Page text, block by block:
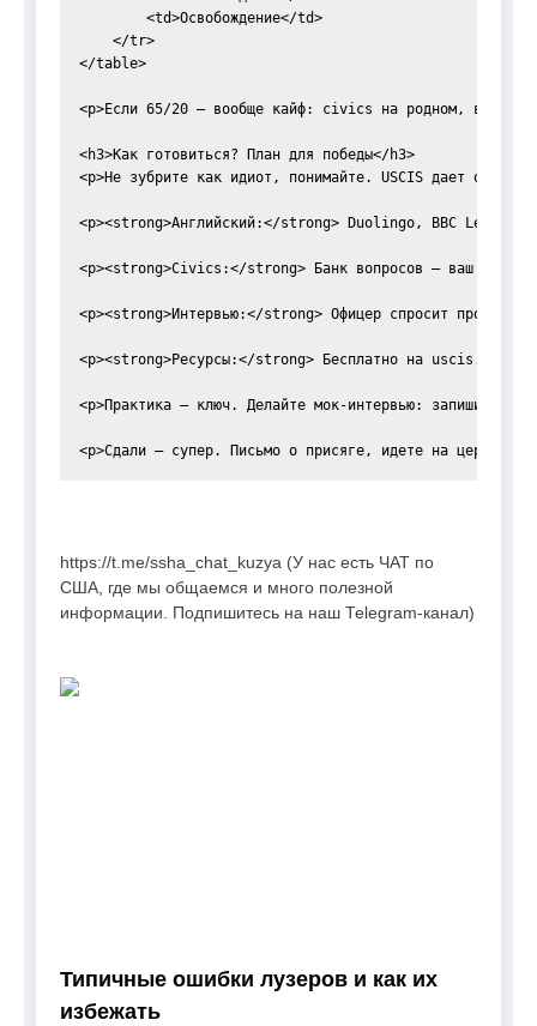
        <td>Освобождение</td>
    </tr>
</table>
<p>Если 65/20 — вообще кайф: civics на родном, вопросы
<h3>Как готовиться? План для победы</h3>
<p>Не зубрите как идиот, понимайте. USCIS дает
<p><strong>Английский:</strong> Duolingo, BBC
<p><strong>Civics:</strong> Банк вопросов — ваш бог.
<p><strong>Интервью:</strong> Офицер спросит про
<p><strong>Ресурсы:</strong> Бесплатно на
<p>Практика — ключ. Делайте мок-интервью: запишите
https://t.me/ssha_chat_kuzya (У нас есть ЧАТ по
США, где мы общаемся и много полезной
информации. Подпишитесь на наш Telegram-канал)
Типичные ошибки лузеров и как их
избежать